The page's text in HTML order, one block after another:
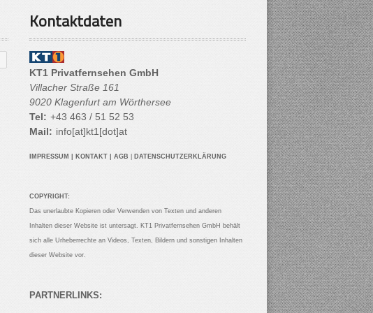
Kontaktdaten
KT1 Privatfernsehen GmbH
Villacher Straße 161
9020 Klagenfurt am Wörthersee
Tel: +43 463 / 51 52 53
Mail: info[at]kt1[dot]at
IMPRESSUM KONTAKT AGB DATENSCHUTZERKLÄRUNG
COPYRIGHT:
Das unerlaubte Kopieren oder Verwenden von Texten und anderen
Inhalten dieser Website ist untersagt. KT1 Privatfernsehen GmbH behält
sich alle Urheberrechte an Videos, Texten, Bildern und sonstigen Inhalten
dieser Website vor.
PARTNERLINKS: